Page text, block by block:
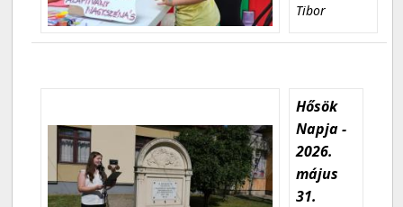
Tibor
Hősök
Napja -
2026.
május
31.